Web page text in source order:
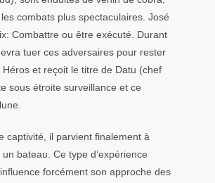
combats plus spectaculaires. José
Combattre ou être exécuté. Durant
tuer ces adversaires pour rester
et reçoit le titre de Datu (chef
sous étroite surveillance et ce
captivité, il parvient finalement à
bateau. Ce type d’expérience
forcément son approche des